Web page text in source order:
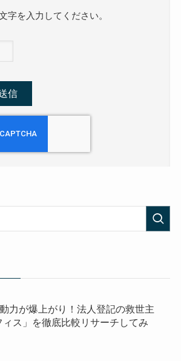
字を入力してください。
力が爆上がり！法人登記の救世主
ィス」を徹底比較リサーチしてみ